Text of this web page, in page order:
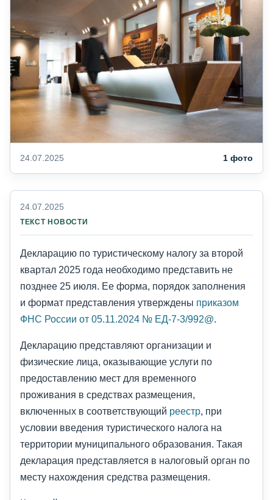
24.07.2025 1 фото
24.07.2025
ТЕКСТ НОВОСТИ
Декларацию по туристическому налогу за второй
квартал 2025 года необходимо представить не
позднее 25 июля. Ее форма, порядок заполнения
и формат представления утверждены приказом
ФНС России от 05.11.2024 № ЕД-7-3/992@.
Декларацию представляют организации и
физические лица, оказывающие услуги по
предоставлению мест для временного
проживания в средствах размещения,
включенных в соответствующий реестр, при
условии введения туристического налога на
территории муниципального образования. Такая
декларация представляется в налоговый орган по
месту нахождения средства размещения.